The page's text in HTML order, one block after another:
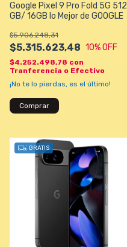
Google Pixel 9 Pro Fold 5G 512
GB/ 16GB lo Mejor de GOOGLE
$5.315.623,48
$5.906.248,31
10% OFF
$4.252.498,78 con
Tranferencia o Efectivo
¡No te lo pierdas, es el último!
Comprar
GRATIS